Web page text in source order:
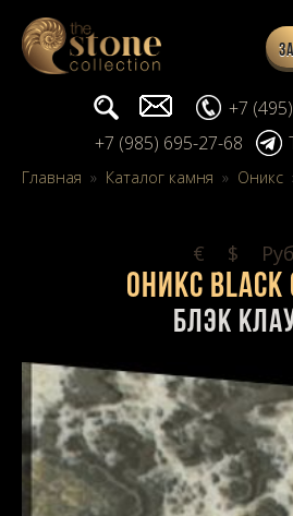
Поиск... info@stone-
+7
+7 (985) 695-27-68
Главная » Каталог камня » Оникс
€ $ Pуб
Оникс Black
Блэк